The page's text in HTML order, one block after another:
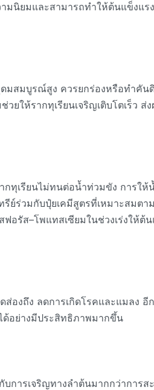
มนิยมและสามารถทำให้ต้นแข็งแร
มสมบูรณ์สูง ควรยกร่องหรือทำคัน
ยให้รากทุเรียนเจริญเติบโตเร็ว ส่
กทุเรียนไม่ทนต่อน้ำท่วมขัง การให้
ย์ร่วมกับปุ๋ยเคมีสูตรที่เหมาะสมตา
อรัส–โพแทสเซียมในช่วงเร่งให้ต้น
องถึง ลดการเกิดโรคและแมลง อี
ด้อย่างมีประสิทธิภาพมากขึ้น
การเจริญทางลำต้นมากกว่าการส